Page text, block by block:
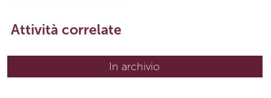
Attività correlate
In archivio